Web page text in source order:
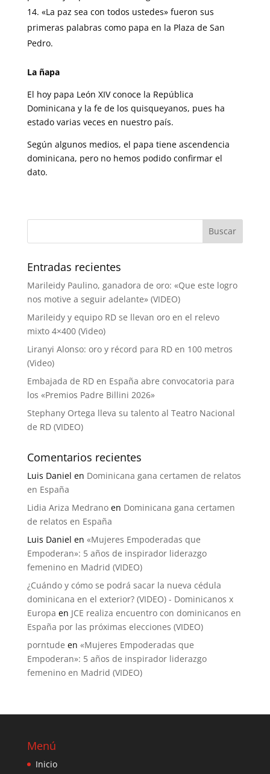
«La paz sea con todos ustedes» fueron sus
primeras palabras como papa en la Plaza de San
Pedro.
La ñapa
El hoy papa León XIV conoce la República
Dominicana y la fe de los quisqueyanos, pues ha
estado varias veces en nuestro país.
Según algunos medios, el papa tiene ascendencia
dominicana, pero no hemos podido confirmar el
dato.
Entradas recientes
Marileidy Paulino, ganadora de oro: «Que este logro
nos motive a seguir adelante» (VIDEO)
Marileidy y equipo RD se llevan oro en el relevo
mixto 4×400 (Video)
Liranyi Alonso: oro y récord para RD en 100 metros
(Video)
Embajada de RD en España abre convocatoria para
los «Premios Padre Billini 2026»
Stephany Ortega lleva su talento al Teatro Nacional
de RD (VIDEO)
Comentarios recientes
Luis Daniel en Dominicana gana certamen de relatos
en España
Lidia Ariza Medranoen Dominicana gana certamen
de relatos en España
Luis Daniel en «Mujeres Empoderadas que
Empoderan»: 5 años de inspirador liderazgo
femenino en Madrid (VIDEO)
¿Cuándo y cómo se podrá sacar la nueva cédula
dominicana en el exterior? (VIDEO) - Dominicanos x
Europa en JCE realiza encuentro con dominicanos en
España por las próximas elecciones (VIDEO)
porntude en «Mujeres Empoderadas que
Empoderan»: 5 años de inspirador liderazgo
femenino en Madrid (VIDEO)
Menú
Inicio